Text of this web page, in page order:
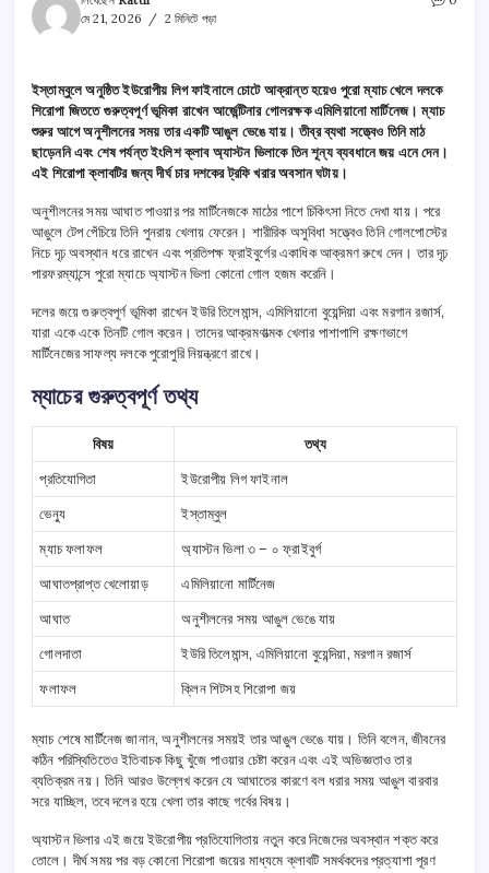
মে 21, 2026
2 মিনিটে পড়া
ইস্তাম্বুলে অনুষ্ঠিত ইউরোপীয় লিগ ফাইনালে চোটে আক্রান্ত হয়েও পুরো ম্যাচ খেলে দলকে
শিরোপা জিততে গুরুত্বপূর্ণ ভূমিকা রাখেন আর্জেন্টিনার গোলরক্ষক এমিলিয়ানো মার্টিনেজ। ম্যাচ
শুরুর আগে অনুশীলনের সময় তার একটি আঙুল ভেঙে যায়। তীব্র ব্যথা সত্ত্বেও তিনি মাঠ
ছাড়েননি এবং শেষ পর্যন্ত ইংলিশ ক্লাব অ্যাস্টন ভিলাকে তিন শূন্য ব্যবধানে জয় এনে দেন।
এই শিরোপা ক্লাবটির জন্য দীর্ঘ চার দশকের ট্রফি খরার অবসান ঘটায়।
অনুশীলনের সময় আঘাত পাওয়ার পর মার্টিনেজকে মাঠের পাশে চিকিৎসা নিতে দেখা যায়। পরে
আঙুলে টেপ পেঁচিয়ে তিনি পুনরায় খেলায় ফেরেন। শারীরিক অসুবিধা সত্ত্বেও তিনি গোলপোস্টের
নিচে দৃঢ় অবস্থান ধরে রাখেন এবং প্রতিপক্ষ ফ্রাইবুর্গের একাধিক আক্রমণ রুখে দেন। তার দৃঢ়
পারফরম্যান্সে পুরো ম্যাচে অ্যাস্টন ভিলা কোনো গোল হজম করেনি।
দলের জয়ে গুরুত্বপূর্ণ ভূমিকা রাখেন ইউরি তিলেমান্স, এমিলিয়ানো বুয়েন্দিয়া এবং মরগান রজার্স,
যারা একে একে তিনটি গোল করেন। তাদের আক্রমণাত্মক খেলার পাশাপাশি রক্ষণভাগে
মার্টিনেজের সাফল্য দলকে পুরোপুরি নিয়ন্ত্রণে রাখে।
ম্যাচের গুরুত্বপূর্ণ তথ্য
বিষয়
তথ্য
প্রতিযোগিতা
ইউরোপীয় লিগ ফাইনাল
ভেন্যু
ইস্তাম্বুল
ম্যাচ ফলাফল
অ্যাস্টন ভিলা ৩ – ০ ফ্রাইবুর্গ
আঘাতপ্রাপ্ত খেলোয়াড়
এমিলিয়ানো মার্টিনেজ
আঘাত
অনুশীলনের সময় আঙুল ভেঙে যায়
গোলদাতা
ইউরি তিলেমান্স, এমিলিয়ানো বুয়েন্দিয়া, মরগান রজার্স
ফলাফল
ক্লিন শিটসহ শিরোপা জয়
ম্যাচ শেষে মার্টিনেজ জানান, অনুশীলনের সময়ই তার আঙুল ভেঙে যায়। তিনি বলেন, জীবনের
কঠিন পরিস্থিতিতেও ইতিবাচক কিছু খুঁজে পাওয়ার চেষ্টা করেন এবং এই অভিজ্ঞতাও তার
ব্যতিক্রম নয়। তিনি আরও উল্লেখ করেন যে আঘাতের কারণে বল ধরার সময় আঙুল বারবার
সরে যাচ্ছিল, তবে দলের হয়ে খেলা তার কাছে গর্বের বিষয়।
অ্যাস্টন ভিলার এই জয়ে ইউরোপীয় প্রতিযোগিতায় নতুন করে নিজেদের অবস্থান শক্ত করে
তোলে। দীর্ঘ সময় পর বড় কোনো শিরোপা জয়ের মাধ্যমে ক্লাবটি সমর্থকদের প্রত্যাশা পূরণ